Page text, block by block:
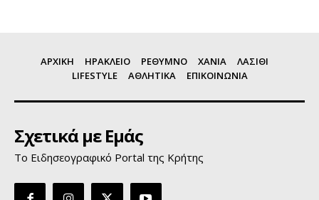
ΑΡΧΙΚΗ ΗΡΑΚΛΕΙΟ ΡΕΘΥΜΝΟ ΧΑΝΙΑ
ΛΑΣΙΘΙ
LIFESTYLE
ΑΘΛΗΤΙΚΑ ΕΠΙΚΟΙΝΩΝΙΑ
Σχετικά με Εμάς
Το Ειδησεογραφικό Portal της Κρήτης